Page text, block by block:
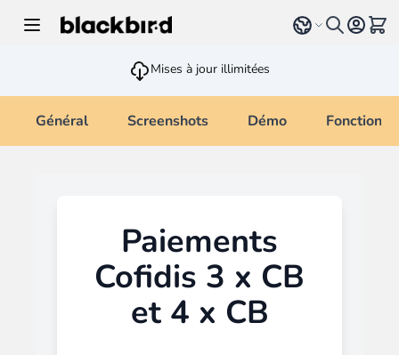
Select language
Voir
Mises à jour illimitées
Général Screenshots Démo
Paiements
Cofidis 3 x CB
et 4 x CB